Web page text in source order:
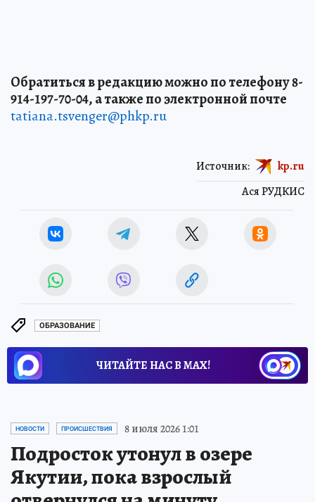
Обратиться в редакцию можно по телефону 8-
914-197-70-04, а также по электронной почте
tatiana.tsvenger@phkp.ru
Ася РУДКИС
Источник: kp.ru
ОБРАЗОВАНИЕ
ЧИТАЙТЕ НАС В МАХ!
НОВОСТИ ПРОИСШЕСТВИЯ 8 июля 2026 1:01
Подросток утонул в озере
Якутии, пока взрослый